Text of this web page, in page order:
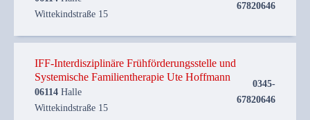
Wittekindstraße 15
67820646
IFF-Interdisziplinäre Frühförderungsstelle und
Systemische Familientherapie Ute Hoffmann
06114 Halle
Wittekindstraße 15
0345-
67820646